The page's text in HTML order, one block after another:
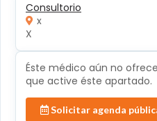
Consultorio
x
X
Éste médico aún no
que active éste apartado.
Solicitar agenda